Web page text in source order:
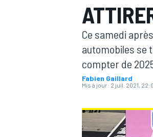
MOTOGP
Ce samedi
automobiles se
compter de
Fabien Gaillard
Mis à jour: 2 juil. 2021,